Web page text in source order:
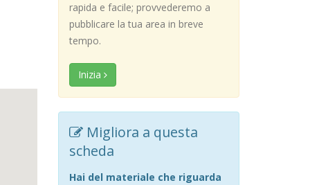
rapida e facile; provvederemo a
pubblicare la tua area in breve
tempo.
Inizia
Migliora a questa
scheda
Hai del materiale che riguarda